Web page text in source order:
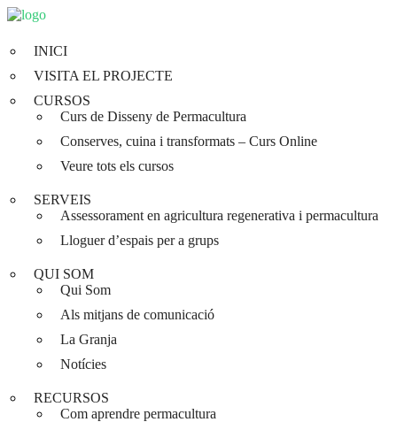
INICI
VISITA EL PROJECTE
CURSOS
Curs de Disseny de Permacultura
Conserves, cuina i transformats – Curs Online
Veure tots els cursos
SERVEIS
Assessorament en agricultura regenerativa i permacultura
Lloguer d’espais per a grups
QUI SOM
Qui Som
Als mitjans de comunicació
La Granja
Notícies
RECURSOS
Com aprendre permacultura